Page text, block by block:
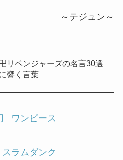
～テジュン～
リベンジャーズの名言30選
響く言葉
ワンピース
スラムダンク